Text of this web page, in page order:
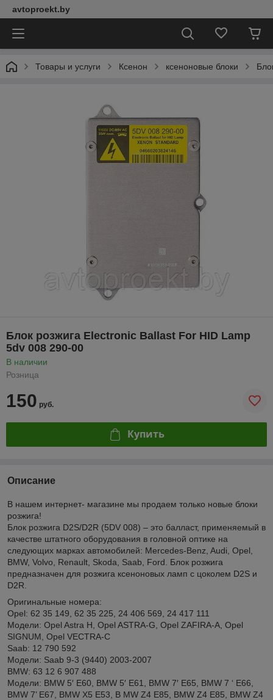
avtoproekt.by
Товары и услуги Ксенон ксеноновые блоки
Блок розжига Electronic Ballast For HID Lamp
5dv 008 290-00
В наличии
Розница
150 руб.
Купить
Описание
В нашем интернет- магазине мы продаем только новые блоки
розжига!
Блок розжига D2S/D2R (5DV 008) – это балласт, применяемый в
качестве штатного оборудования в головной оптике на
следующих марках автомобилей: Mercedes-Benz, Audi, Opel,
BMW, Volvo, Renault, Skoda, Saab, Ford. Блок розжига
предназначен для розжига ксеноновых ламп с цоколем D2S и
D2R.
Оригинальные номера:
Opel: 62 35 149, 62 35 225, 24 406 569, 24 417 111
Модели: Opel Astra H, Opel ASTRA-G, Opel ZAFIRA-A, Opel
SIGNUM, Opel VECTRA-C
Saab: 12 790 592
Модели: Saab 9-3 (9440) 2003-2007
BMW: 63 12 6 907 488
Модели: BMW 5′ E60, BMW 5′ E61, BMW 7′ E65, BMW 7 ‘ E66,
BMW 7’ E67, BMW X5 E53, B MW Z4 E85, BMW Z4 E85, BMW Z4